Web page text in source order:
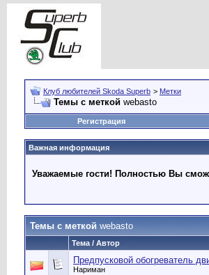
Клуб любителей Skoda Superb > Метки
Темы с меткой webasto
Регистрация
Важная информация
Уважаемые гости! Полностью Вы
Темы с меткой webasto
Тема / Автор
Предпусковой обогреватель
Нариман